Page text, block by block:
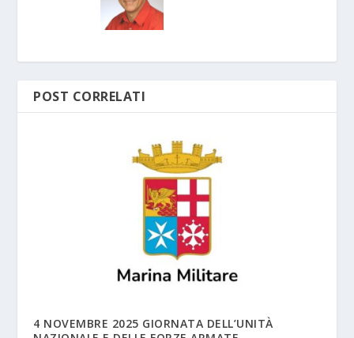
POST CORRELATI
4 NOVEMBRE 2025 GIORNATA DELL’UNITÀ